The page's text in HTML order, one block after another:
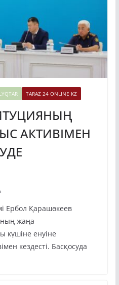
TARAZ 24 ONLINE KZ
АКТИВІМЕН
Ербол Қарашөкеев
жаңа
күшіне енуіне
кездесті. Басқосуда